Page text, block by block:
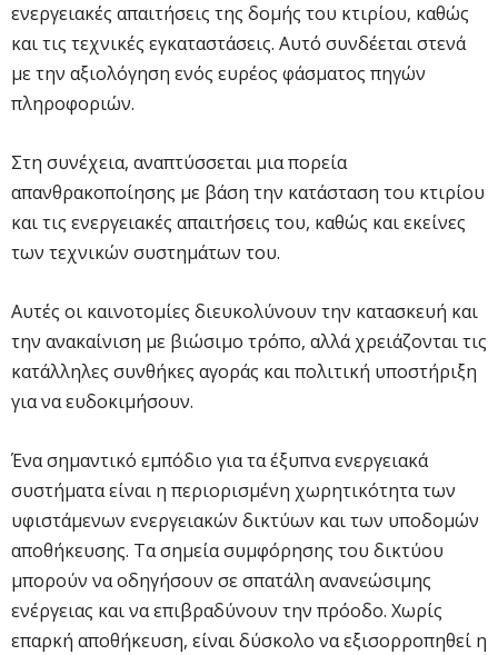
ενεργειακές απαιτήσεις της δομής του κτιρίου, καθώς
και τις τεχνικές εγκαταστάσεις. Αυτό συνδέεται στενά
με την αξιολόγηση ενός ευρέος φάσματος πηγών
πληροφοριών.
Στη συνέχεια, αναπτύσσεται μια πορεία
απανθρακοποίησης με βάση την κατάσταση του κτιρίου
και τις ενεργειακές απαιτήσεις του, καθώς και εκείνες
των τεχνικών συστημάτων του.
Αυτές οι καινοτομίες διευκολύνουν την κατασκευή και
την ανακαίνιση με βιώσιμο τρόπο, αλλά χρειάζονται τις
κατάλληλες συνθήκες αγοράς και πολιτική υποστήριξη
για να ευδοκιμήσουν.
Ένα σημαντικό εμπόδιο για τα έξυπνα ενεργειακά
συστήματα είναι η περιορισμένη χωρητικότητα των
υφιστάμενων ενεργειακών δικτύων και των υποδομών
αποθήκευσης. Τα σημεία συμφόρησης του δικτύου
μπορούν να οδηγήσουν σε σπατάλη ανανεώσιμης
ενέργειας και να επιβραδύνουν την πρόοδο. Χωρίς
επαρκή αποθήκευση, είναι δύσκολο να εξισορροπηθεί η